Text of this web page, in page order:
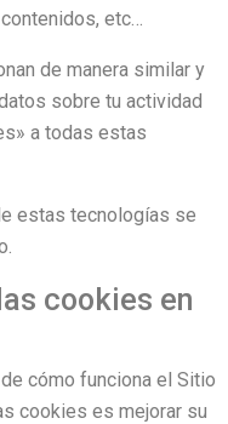
etc…
de manera similar y
sobre tu actividad
a todas estas
estas tecnologías se
cookies en
cómo funciona el Sitio
cookies es mejorar su